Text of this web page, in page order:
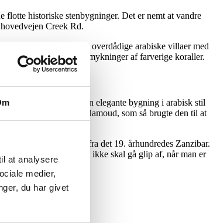
at analysere
medier,
du har givet
flotte historiske stenbygninger. Det er nemt at vandre
Creek Rd.
historiske forter, overdådige arabiske villaer med
– alle med flotte udsmykninger af farverige koraller.
findes i Zanzibar. Den elegante bygning i arabisk stil
af Sultan Hamoud, som så brugte den til at
historiske objekter fra det 19. århundredes Zanzibar.
et af de steder, man ikke skal gå glip af, når man er